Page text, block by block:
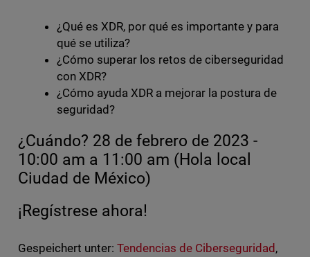
¿Qué es XDR, por qué es importante y para
qué se utiliza?
¿Cómo superar los retos de ciberseguridad
con XDR?
¿Cómo ayuda XDR a mejorar la postura de
seguridad?
¿Cuándo? 28 de febrero de 2023 -
10:00 am a 11:00 am (Hola local
Ciudad de México)
¡Regístrese ahora!
Gespeichert unter: Tendencias de Ciberseguridad ,